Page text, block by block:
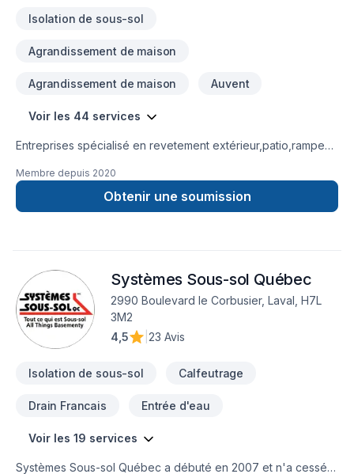
Isolation de sous-sol
Agrandissement de maison
Agrandissement de maison Auvent
Voir les 44 services
Entreprises spécialisé en revetement extérieur,patio,rampe
Membre depuis 2020
Obtenir une soumission
Systèmes Sous-sol Québec
2990 Boulevard le Corbusier, Laval, H7L
3M2
4,5
23 Avis
Isolation de sous-sol Calfeutrage
Drain Francais Entrée d'eau
Voir les 19 services
Systèmes Sous-sol Québec a débuté en 2007 et n'a cessé